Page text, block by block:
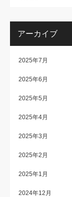
アーカイブ
2025年7月
2025年6月
2025年5月
2025年4月
2025年3月
2025年2月
2025年1月
2024年12月